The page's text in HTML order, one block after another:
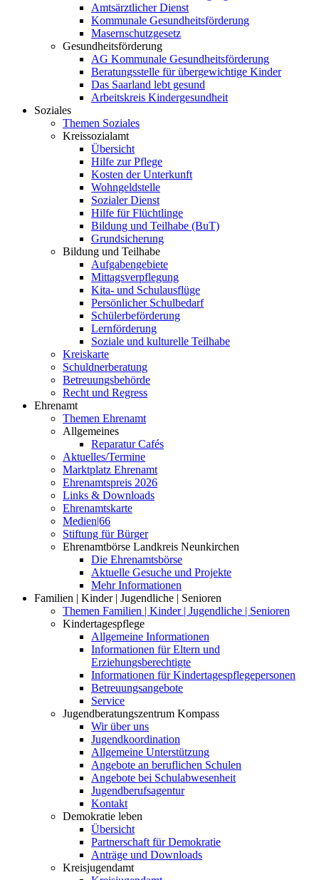
Amtsärztlicher Dienst
Kommunale Gesundheitsförderung
Masernschutzgesetz
Gesundheitsförderung
AG Kommunale Gesundheitsförderung
Beratungsstelle für übergewichtige Kinder
Das Saarland lebt gesund
Arbeitskreis Kindergesundheit
Soziales
Themen Soziales
Kreissozialamt
Übersicht
Hilfe zur Pflege
Kosten der Unterkunft
Wohngeldstelle
Sozialer Dienst
Hilfe für Flüchtlinge
Bildung und Teilhabe (BuT)
Grundsicherung
Bildung und Teilhabe
Aufgabengebiete
Mittagsverpflegung
Kita- und Schulausflüge
Persönlicher Schulbedarf
Schülerbeförderung
Lernförderung
Soziale und kulturelle Teilhabe
Kreiskarte
Schuldnerberatung
Betreuungsbehörde
Recht und Regress
Ehrenamt
Themen Ehrenamt
Allgemeines
Reparatur Cafés
Aktuelles/Termine
Marktplatz Ehrenamt
Ehrenamtspreis 2026
Links & Downloads
Ehrenamtskarte
Medien|66
Stiftung für Bürger
Ehrenamtbörse Landkreis Neunkirchen
Die Ehrenamtsbörse
Aktuelle Gesuche und Projekte
Mehr Informationen
Familien | Kinder | Jugendliche | Senioren
Themen Familien | Kinder | Jugendliche | Senioren
Kindertagespflege
Allgemeine Informationen
Informationen für Eltern und
Erziehungsberechtigte
Informationen für Kindertagespflegepersonen
Betreuungsangebote
Service
Jugendberatungszentrum Kompass
Wir über uns
Jugendkoordination
Allgemeine Unterstützung
Angebote an beruflichen Schulen
Angebote bei Schulabwesenheit
Jugendberufsagentur
Kontakt
Demokratie leben
Übersicht
Partnerschaft für Demokratie
Anträge und Downloads
Kreisjugendamt